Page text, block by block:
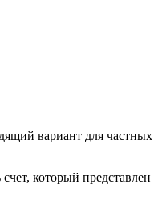
вариант для
который